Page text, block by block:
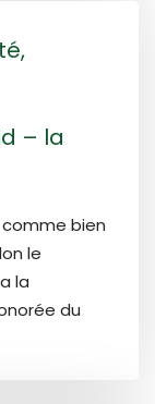
– la
bien
le
la
du